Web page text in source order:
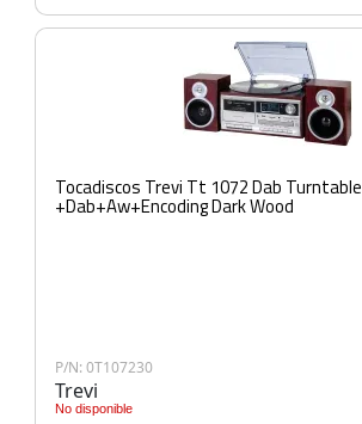
Tocadiscos Trevi Tt 1072 Dab Turntable
+Dab+Aw+Encoding Dark Wood
P/N: 0T107230
Trevi
No disponible